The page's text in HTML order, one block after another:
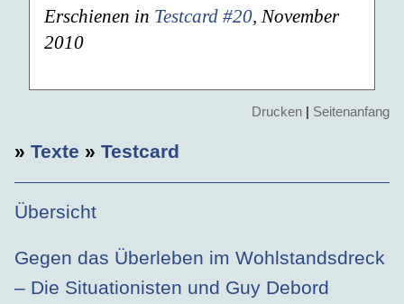
Erschienen in Testcard #20, November
2010
Drucken | Seitenanfang
» Texte » Testcard
Übersicht
Gegen das Überleben im Wohlstandsdreck
– Die Situationisten und Guy Debord